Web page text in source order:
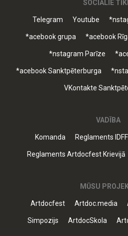
SOCIĀLIE
Telegram Youtube
*acebook grupa *acebook
*nstagram Parīze
*acebook Sanktpēterburga
VKontakte
VADĪBA
Komanda Reglaments
Reglaments Artdocfest Krievijā
MŪSU
Artdocfest Artdoc.media
Simpozijs ArtdocSkola